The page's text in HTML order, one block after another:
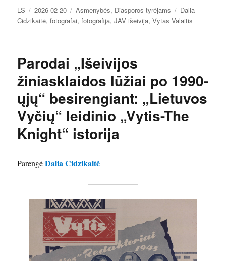
Autorius
LS Paskelbta
2026-02-20 Kategorijos
Asmenybės, Diasporos tyrėjams Žymos
Dalia
Cidzikaitė,fotografai,fotografija,JAV išeivija,Vytas Valaitis
Parodai „Išeivijos
žiniasklaidos lūžiai po 1990-
ųjų“ besirengiant: „Lietuvos
Vyčių“ leidinio „Vytis-The
Knight“ istorija
ParengėDalia Cidzikaitė